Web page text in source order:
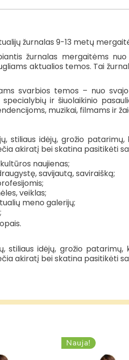
žurnalas 9-13 metų
žurnalas mergaitėms
aktualios temos. Tai
svarbios temos – nuo
ir šiuolaikinio
muzikai, filmams ir
stiliaus idėjų, grožio
akiratį bei skatina pasitikėti
naujienas;
savijautą, saviraišką;
veiklas;
meno galerijų;
stiliaus idėjų, grožio patarimų,
akiratį bei skatina pasitikėti
Nauja!